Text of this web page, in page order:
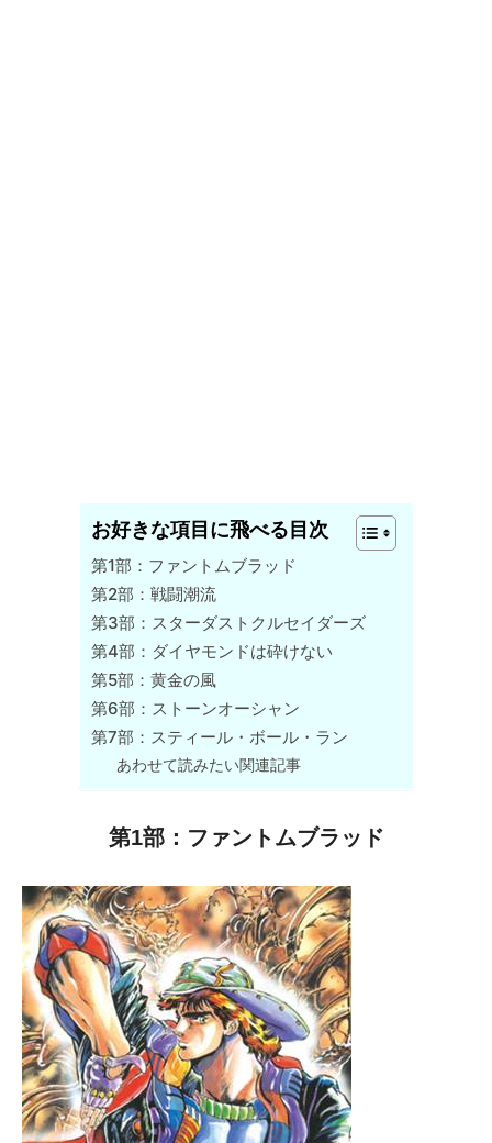
お好きな項目に飛べる目次
第1部：ファントムブラッド
第2部：戦闘潮流
第3部：スターダストクルセイダーズ
第4部：ダイヤモンドは砕けない
第5部：黄金の風
第6部：ストーンオーシャン
第7部：スティール・ボール・ラン
あわせて読みたい関連記事
第1部：ファントムブラッド